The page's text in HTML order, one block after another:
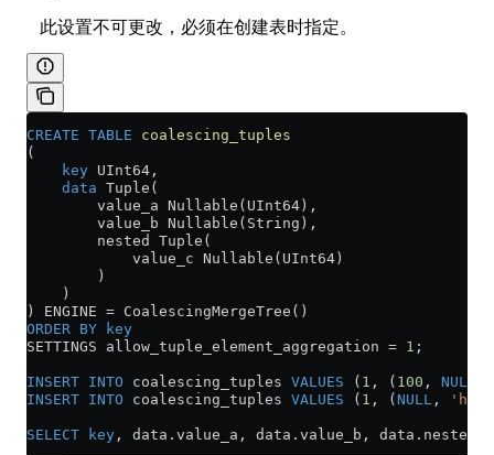
此设置不可更改，必须在创建表时指定。
CREATE TABLE coalescing_tuples
(
    key
UInt64,
    data
Tuple(
        value_a Nullable(UInt64),
        value_b Nullable(String),
        nested Tuple(
            value_c Nullable(UInt64)
        )
    )
) ENGINE = CoalescingMergeTree()
ORDER BY key
SETTINGS allow_tuple_element_aggregation = 1 ;
INSERT INTO coalescing_tuples VALUES ( 1 , ( 100 , NULL
INSERT INTO coalescing_tuples VALUES ( 1 , ( NULL ,
SELECT key , data . value_a , data . value_b , data . nested